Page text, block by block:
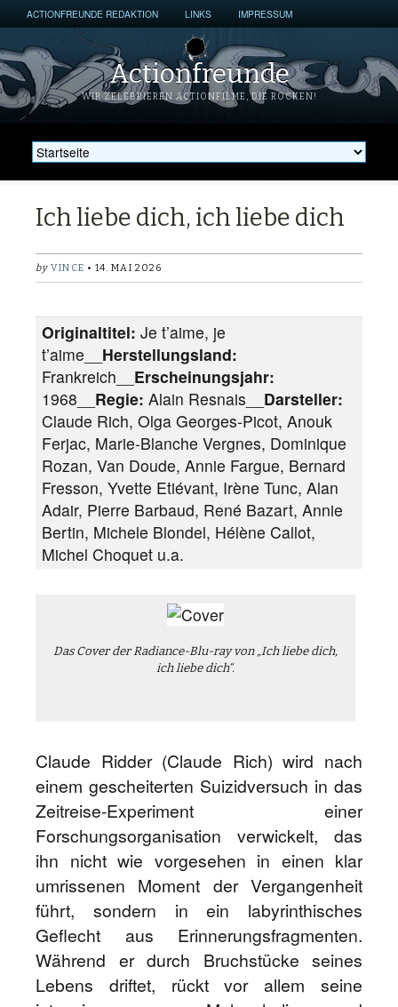
ACTIONFREUNDE REDAKTION LINKS IMPRESSUM
Actionfreunde
WIR ZELEBRIEREN ACTIONFILME, DIE ROCKEN!
Ich liebe dich, ich liebe dich
by VINCE • 14. MAI 2026
Originaltitel: Je t’aime, je
t’aime__ Herstellungsland:
Frankreich__ Erscheinungsjahr:
1968__ Regie: Alain Resnais__ Darsteller:
Claude Rich, Olga Georges-Picot, Anouk
Ferjac, Marie-Blanche Vergnes, Dominique
Rozan, Van Doude, Annie Fargue, Bernard
Fresson, Yvette Etiévant, Irène Tunc, Alan
Adair, Pierre Barbaud, René Bazart, Annie
Bertin, Michele Blondel, Hélène Callot,
Michel Choquet u.a.
Das Cover der Radiance-Blu-ray von „Ich liebe dich,
ich liebe dich“.
Claude Ridder (Claude Rich) wird nach
einem gescheiterten Suizidversuch in das
Zeitreise-Experiment einer
Forschungsorganisation verwickelt, das
ihn nicht wie vorgesehen in einen klar
umrissenen Moment der Vergangenheit
führt, sondern in ein labyrinthisches
Geflecht aus Erinnerungsfragmenten.
Während er durch Bruchstücke seines
Lebens driftet, rückt vor allem seine